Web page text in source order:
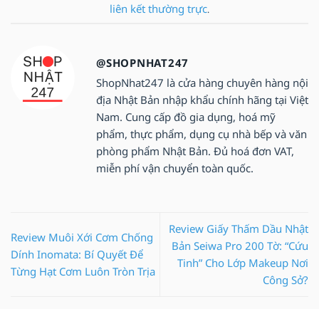
liên kết thường trực.
@SHOPNHAT247
ShopNhat247 là cửa hàng chuyên hàng nội
địa Nhật Bản nhập khẩu chính hãng tại Việt
Nam. Cung cấp đồ gia dụng, hoá mỹ
phẩm, thực phẩm, dụng cụ nhà bếp và văn
phòng phẩm Nhật Bản. Đủ hoá đơn VAT,
miễn phí vận chuyển toàn quốc.
Review Muôi Xới Cơm Chống
Dính Inomata: Bí Quyết Để
Từng Hạt Cơm Luôn Tròn Trịa
Review Giấy Thấm Dầu Nhật
Bản Seiwa Pro 200 Tờ: “Cứu
Tinh” Cho Lớp Makeup Nơi
Công Sở?